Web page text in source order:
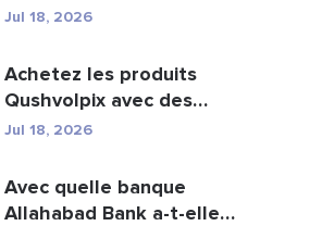
fonctionnement et risqu...
Jul 18, 2026
Achetez les produits
Qushvolpix avec des
cryptomonnaies : Bitcoin...
Jul 18, 2026
Avec quelle banque
Allahabad Bank a-t-elle